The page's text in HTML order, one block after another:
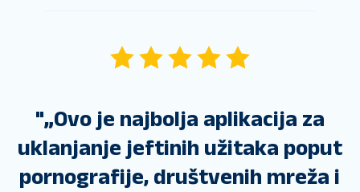
"„Ovo je najbolja aplikacija za
uklanjanje jeftinih užitaka poput
pornografije, društvenih mreža i